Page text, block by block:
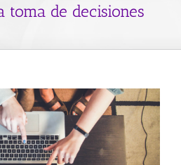
toma de decisiones